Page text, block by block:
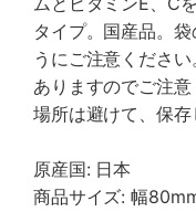
タイプ。国産品。
うにご注意くださ
ありますのでご注
場所は避けて、保存
原産国: 日本
商品サイズ: 幅